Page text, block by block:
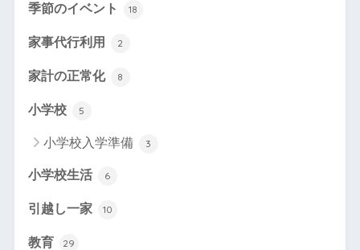
季節のイベント 18
家事代行利用 2
家計の正常化 8
小学校 5
小学校入学準備 3
小学校生活 6
引越し一家 10
教育 29